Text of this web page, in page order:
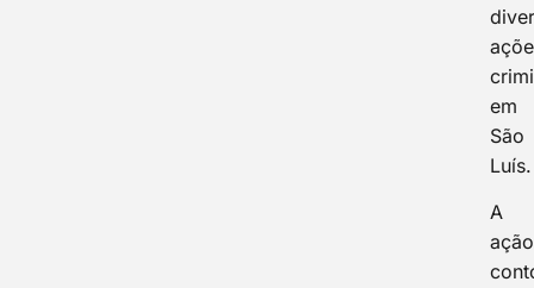
em
São
Luís.
A
ação